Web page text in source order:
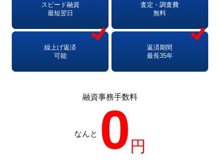
スピード融資
最短翌日
査定・調査費
無料
繰上げ返済
可能
返済期間
最長35年
融資事務手数料
なんと 0 円